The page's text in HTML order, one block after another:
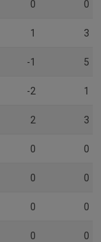
0 0
1 3
-1 5
-2 1
2 3
0 0
0 0
0 0
0 0